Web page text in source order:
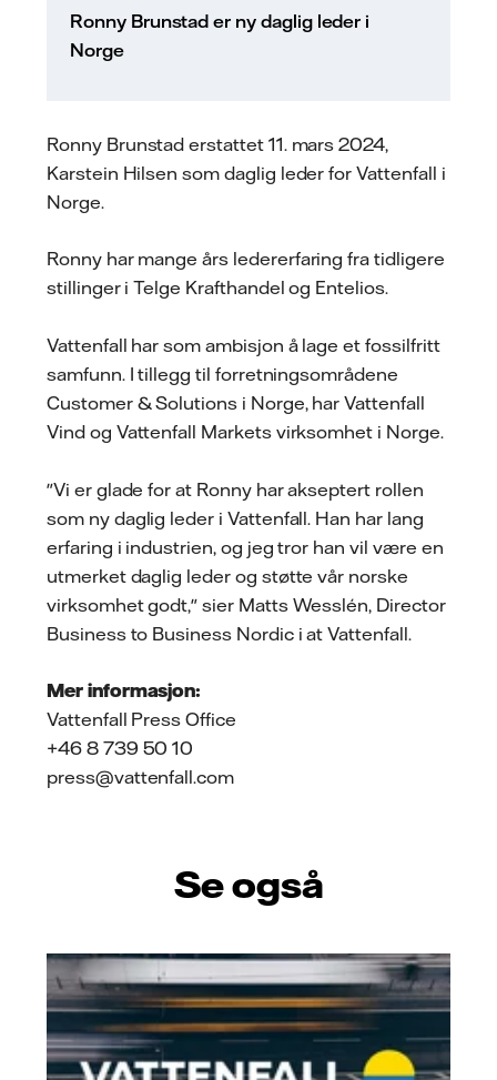
Ronny Brunstad er ny daglig leder i
Norge
Ronny Brunstad erstattet 11. mars 2024,
Karstein Hilsen som daglig leder for Vattenfall i
Norge.
Ronny har mange års ledererfaring fra tidligere
stillinger i Telge Krafthandel og Entelios.
Vattenfall har som ambisjon å lage et fossilfritt
samfunn. I tillegg til forretningsområdene
Customer & Solutions i Norge, har Vattenfall
Vind og Vattenfall Markets virksomhet i Norge.
"Vi er glade for at Ronny har akseptert rollen
som ny daglig leder i Vattenfall. Han har lang
erfaring i industrien, og jeg tror han vil være en
utmerket daglig leder og støtte vår norske
virksomhet godt," sier Matts Wesslén, Director
Business to Business Nordic i at Vattenfall.
Mer informasjon:
Vattenfall Press Office
+46 8 739 50 10
press@vattenfall.com
Se også